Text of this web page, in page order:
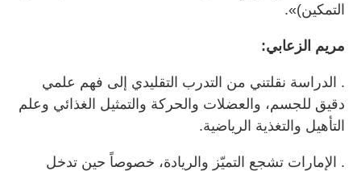
التمكين)».
مريم الزعابي:
. الدراسة نقلتني من التدرب التقليدي إلى فهم علمي
دقيق للجسم، والعضلات والحركة والتمثيل الغذائي وعلم
التأهيل والتغذية الرياضية.
. الإمارات تشجع التميّز والريادة، خصوصاً حين تدخل